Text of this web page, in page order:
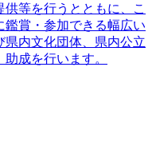
等を行うとともに、こ
鑑賞・参加できる幅広い
内文化団体、県内公立
成を行います。